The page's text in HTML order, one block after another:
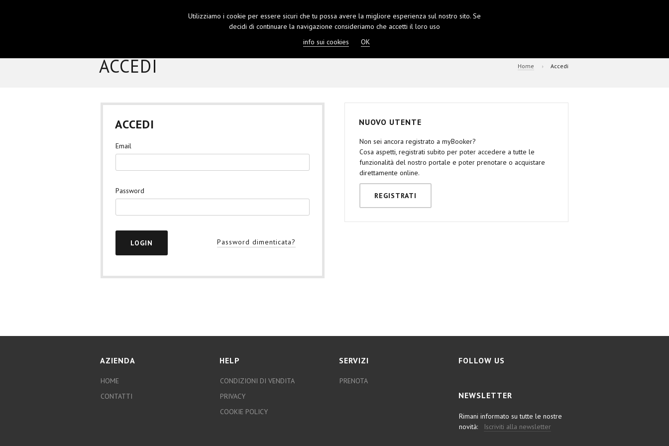
PRENOTA CONTATTI
ACCEDI Home Accedi
ACCEDI
Email
Password
Password dimenticata?
NUOVO UTENTE
Non sei ancora registrato a myBooker?
Cosa aspetti, registrati subito per poter accedere a tutte le
funzionalità del nostro portale e poter prenotare o acquistare
direttamente online.
REGISTRATI
AZIENDA
HOME
CONTATTI
HELP
CONDIZIONI DI VENDITA
PRIVACY
COOKIE POLICY
SERVIZI
PRENOTA
FOLLOW US
NEWSLETTER
Rimani informato su tutte le nostre
novità:
Iscriviti alla newsletter
Utilizziamo i cookie per essere sicuri che tu possa avere la migliore esperienza sul nostro sito. Se
decidi di continuare la navigazione consideriamo che accetti il loro uso
info sui cookies
OK